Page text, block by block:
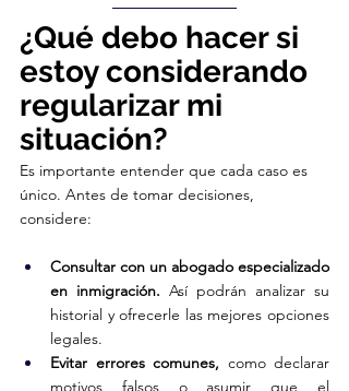
¿Qué debo hacer si
estoy considerando
regularizar mi
situación?
Es importante entender que cada caso es
único. Antes de tomar decisiones,
considere:
Consultar con un abogado especializado
en inmigración. Así podrán analizar su
historial y ofrecerle las mejores opciones
legales.
Evitar errores comunes, como declarar
motivos falsos o asumir que el